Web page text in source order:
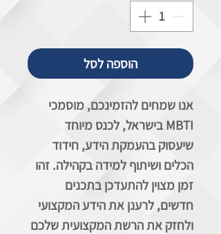
הוספה לסל
אנו שמחים להזמינכם, מוסמכי
MBTI בישראל, לכנס מיוחד
שיעסוק בהעמקתהידע, חידוד
הכלים ושיתוף למידה בקהילה. זהו
זמן מצוין להתעדכן בתכנים
חדשים, לרענן אתהידעהמקצועי
ולחזק אתהרשתהמקצועיתשלכם